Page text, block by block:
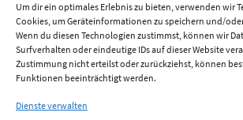
Um dir ein optimales Erlebnis zu bieten, verwenden wir
Cookies, um Geräteinformationen zu speichern und/
Wenn du diesen Technologien zustimmst, können wir
Surfverhalten oder eindeutige IDs auf dieser Website
Zustimmung nicht erteilst oder zurückziehst, können
Funktionen beeinträchtigt werden.
Dienste verwalten